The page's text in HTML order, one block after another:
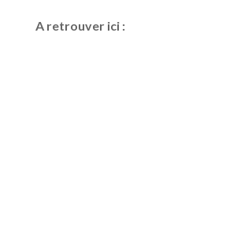
A retrouver ici :